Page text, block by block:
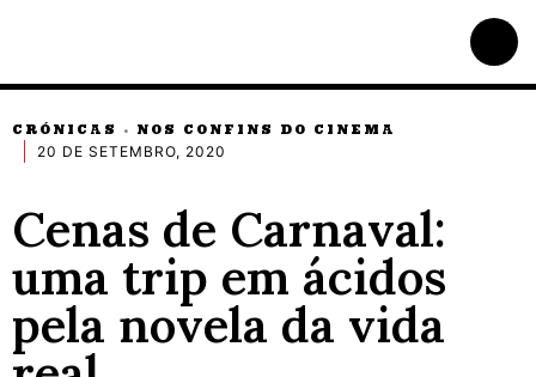
CRÓNICAS · NOS CONFINS DO CINEMA
20 DE SETEMBRO, 2020
Cenas de Carnaval:
uma trip em ácidos
pela novela da vida